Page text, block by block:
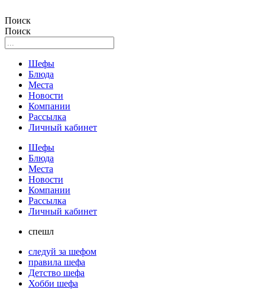
Поиск
Поиск
Шефы
Блюда
Места
Новости
Компании
Рассылка
Личный кабинет
Шефы
Блюда
Места
Новости
Компании
Рассылка
Личный кабинет
спешл
следуй за шефом
правила шефа
Детство шефа
Хобби шефа